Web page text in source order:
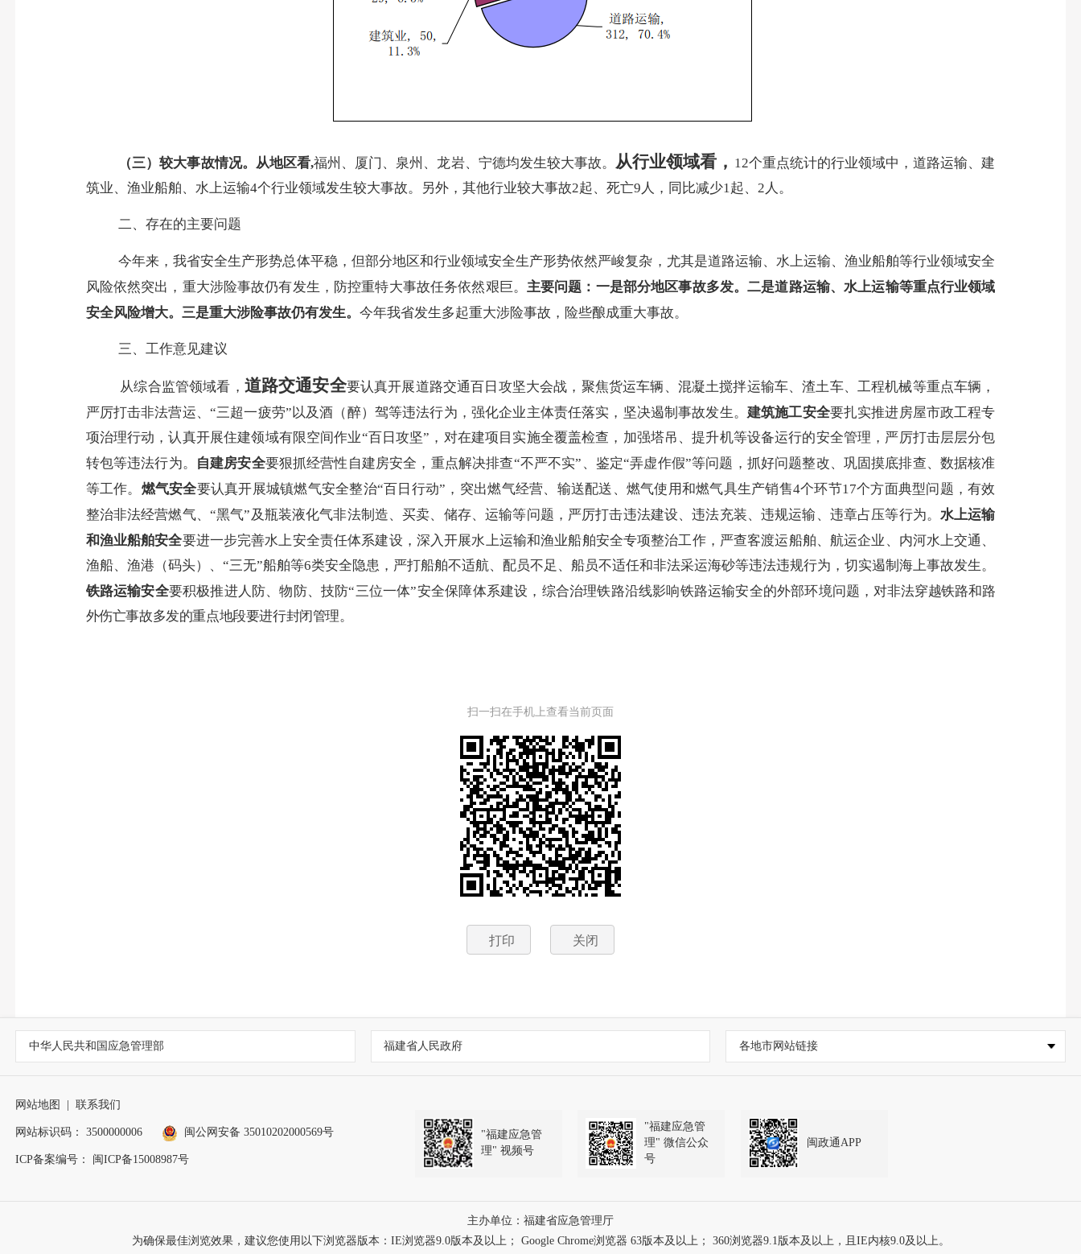
（三）较大事故情况。 从地区看,福州、厦门、泉州、龙岩、宁德均发生较大事故。 从行业领域看， 12个重点统计的行业领域中，道路运输、建
筑业、渔业船舶、水上运输4个行业领域发生较大事故。另外，其他行业较大事故2起、死亡9 人，同比减少1起、 2 人。
二、存在的主要问题
今年来，我省安全生产形势总体平稳，但部分地区和行业领域安全生产形势依然严峻复杂，尤其是道路运输、水上运输、渔业船舶等行业领域安全
风险依然突出，重大涉险事故仍有发生，防控重特大事故任务依然艰巨。 主要问题： 一是部分地区事故多发。二是道路运输、水上运输等重点行业领域
安全风险增大。三是重大涉险事故仍有发生。 今年我省发生多起重大涉险事故，险些酿成重大事故。
三、工作意见建议
从综合监管领域看， 道路交通安全要认真开展道路交通百日攻坚大会战，聚焦货运车辆、混凝土搅拌运输车、渣土车、工程机械等重点车辆，
严厉打击非法营运、“三超一疲劳”以及酒（醉）驾等违法行为， 强化企业主体责任落实，坚决遏制事故发生。 建筑施工安全要扎实推进房屋市政工程专
项治理行动，认真开展住建领域有限空间作业“百日攻坚”，对在建项目实施全覆盖检查，加强塔吊、提升机等设备运行的安全管理，严厉打击层层分包
转包等违法行为。
自建房安全要狠抓经营性自建房安全，重点解决排查“不严不实”、鉴定“弄虚作假”等问题，抓好问题整改、巩固摸底排查、数据核准
等工作。 燃气安全要认真开展城镇燃气安全整治“百日行动”，突出燃气经营、输送配送、燃气使用和燃气具生产销售4个环节17个方面典型问题，有效
整治非法经营燃气、“黑气”及瓶装液化气非法制造、买卖、储存、运输等问题，严厉打击违法建设、违法充装、违规运输、违章占压等行为。 水上运输
和渔业船舶安全要进一步完善水上安全责任体系建设， 深入开展水上运输和渔业船舶安全专项整治工作，严查客渡运船舶、航运企业、内河水上交通、
渔船、渔港（码头）、“三无”船舶等6类安全隐患，严打船舶不适航、配员不足、船员不适任和非法采运海砂等违法违规行为，切实遏制海上事故发生。
铁路运输安全要积极推进人防、物防、技防“三位一体”安全保障体系建设，综合治理铁路沿线影响铁路运输安全的外部环境问题，对非法穿越铁路和路
外伤亡事故多发的重点地段要进行封闭管理。
扫一扫在手机上查看当前页面
打印 关闭
中华人民共和国应急管理部 福建省人民政府 各地市网站链接
网站地图 联系我们
网站标识码： 3500000006 闽公网安备 35010202000569号
ICP备案编号： 闽ICP备15008987号
"福建应急管
理" 视频号
"福建应急管
理" 微信公众
号
闽政通APP
主办单位：福建省应急管理厅
为确保最佳浏览效果，建议您使用以下浏览器版本：IE浏览器9.0版本及以上； Google Chrome浏览器 63版本及以上； 360浏览器9.1版本及以上，且IE内核9.0及以上。